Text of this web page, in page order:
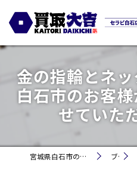
金の指輪とネ
白石市のお客
せていた
宮城県白石市の買取なら買取大吉セラビ白石店 ブログ